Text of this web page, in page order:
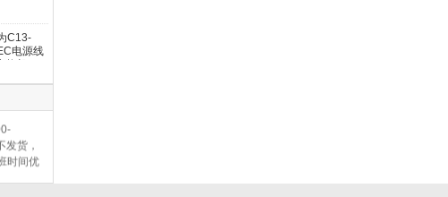
换机
转C14
TW-F-
平方
C13-
电源线
换机
30前支
30后的
节假日
天按支
货，
时间优